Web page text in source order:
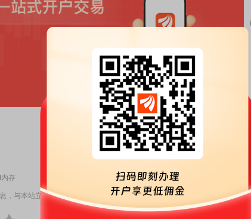
存
，与本站立场无关，不构成投资建议。据此操作，风险自担。 举报